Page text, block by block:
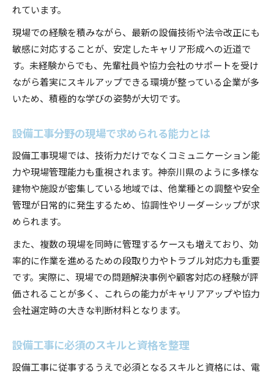
れています。
現場での経験を積みながら、最新の設備技術や法令改正にも
敏感に対応することが、安定したキャリア形成への近道で
す。未経験からでも、先輩社員や協力会社のサポートを受け
ながら着実にスキルアップできる環境が整っている企業が多
いため、積極的な学びの姿勢が大切です。
設備工事分野の現場で求められる能力とは
設備工事現場では、技術力だけでなくコミュニケーション能
力や現場管理能力も重視されます。神奈川県のように多様な
建物や施設が密集している地域では、他業種との調整や安全
管理が日常的に発生するため、協調性やリーダーシップが求
められます。
また、複数の現場を同時に管理するケースも増えており、効
率的に作業を進めるための段取り力やトラブル対応力も重要
です。実際に、現場での問題解決事例や顧客対応の経験が評
価されることが多く、これらの能力がキャリアアップや協力
会社選定時の大きな判断材料となります。
設備工事に必須のスキルと資格を整理
設備工事に従事するうえで必須となるスキルと資格には、電